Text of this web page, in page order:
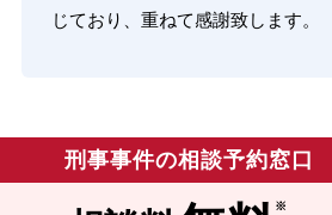
じており、重ねて感謝致します。
刑事事件の相談予約窓口